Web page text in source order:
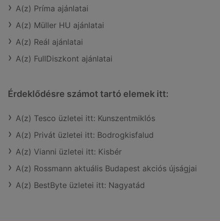
A(z) Príma ajánlatai
A(z) Müller HU ajánlatai
A(z) Reál ajánlatai
A(z) FullDiszkont ajánlatai
Érdeklődésre számot tartó elemek itt:
A(z) Tesco üzletei itt: Kunszentmiklós
A(z) Privát üzletei itt: Bodrogkisfalud
A(z) Vianni üzletei itt: Kisbér
A(z) Rossmann aktuális Budapest akciós újságjai
A(z) BestByte üzletei itt: Nagyatád